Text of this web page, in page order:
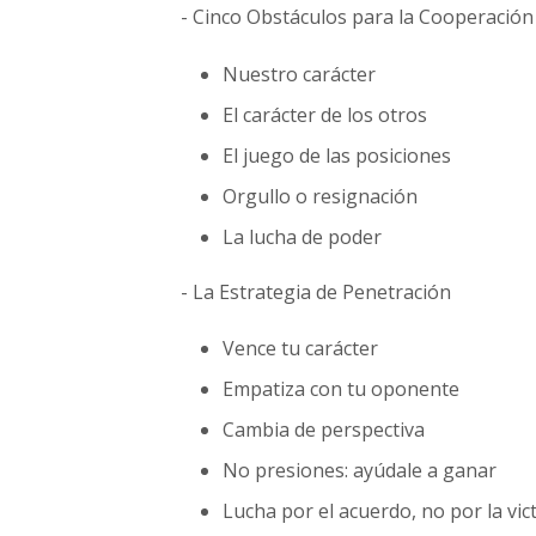
- Cinco Obstáculos para la Cooperación
Nuestro carácter
El carácter de los otros
El juego de las posiciones
Orgullo o resignación
La lucha de poder
- La Estrategia de Penetración
Vence tu carácter
Empatiza con tu oponente
Cambia de perspectiva
No presiones: ayúdale a ganar
Lucha por el acuerdo, no por la